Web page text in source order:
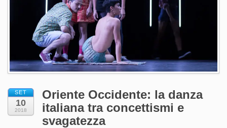
SET
10
2018
Oriente Occidente: la danza
italiana tra concettismi e
svagatezza